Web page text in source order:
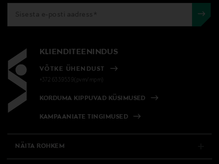
KLIENDITEENINDUS
VÕTKE ÜHENDUST
+372 6339539(pvm/mpm)
KORDUMA KIPPUVAD KÜSIMUSED
KAMPAANIATE TINGIMUSED
NÄITA ROHKEM